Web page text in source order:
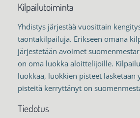
Kilpailutoiminta
Yhdistys järjestää vuosittain
taontakilpailuja. Erikseen omana
järjestetään avoimet
on oma luokka aloittelijoille.
luokkaa, luokkien pisteet lasketaan
pisteitä kerryttänyt on
Tiedotus